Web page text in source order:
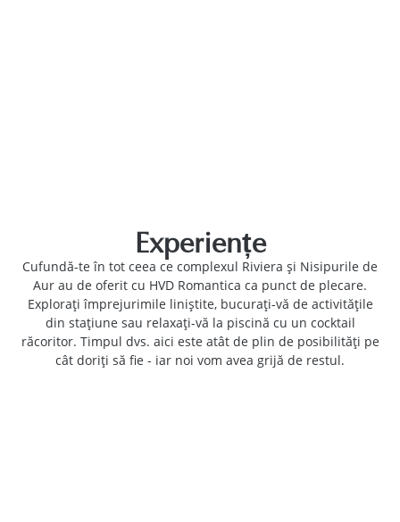
Experiențe
Cufundă-te în tot ceea ce complexul Riviera și Nisipurile de
Aur au de oferit cu HVD Romantica ca punct de plecare.
Explorați împrejurimile liniștite, bucurați-vă de activitățile
din stațiune sau relaxați-vă la piscină cu un cocktail
răcoritor. Timpul dvs. aici este atât de plin de posibilități pe
cât doriți să fie - iar noi vom avea grijă de restul.